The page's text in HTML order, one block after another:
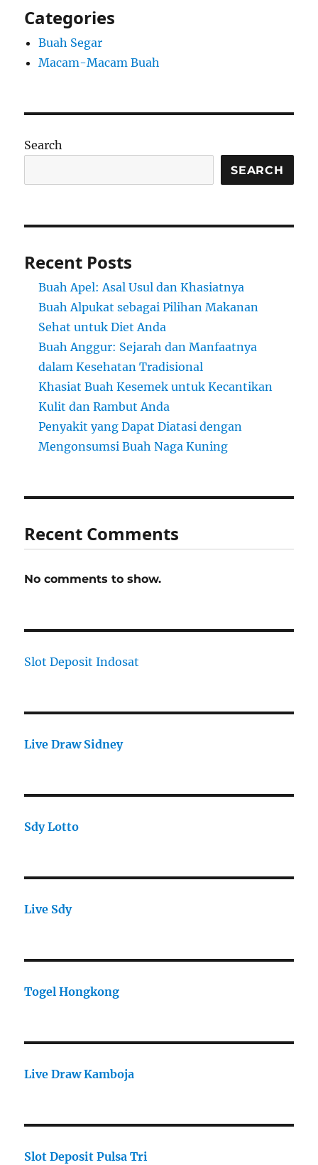
Categories
Buah Segar
Macam-Macam Buah
Search
SEARCH
Recent Posts
Buah Apel: Asal Usul dan Khasiatnya
Buah Alpukat sebagai Pilihan Makanan
Sehat untuk Diet Anda
Buah Anggur: Sejarah dan Manfaatnya
dalam Kesehatan Tradisional
Khasiat Buah Kesemek untuk Kecantikan
Kulit dan Rambut Anda
Penyakit yang Dapat Diatasi dengan
Mengonsumsi Buah Naga Kuning
Recent Comments
No comments to show.
Slot Deposit Indosat
Live Draw Sidney
Sdy Lotto
Live Sdy
Togel Hongkong
Live Draw Kamboja
Slot Deposit Pulsa Tri